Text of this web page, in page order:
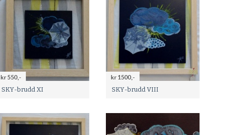
kr 550,-
SKY-brudd XI
kr 1500,-
SKY-brudd VIII